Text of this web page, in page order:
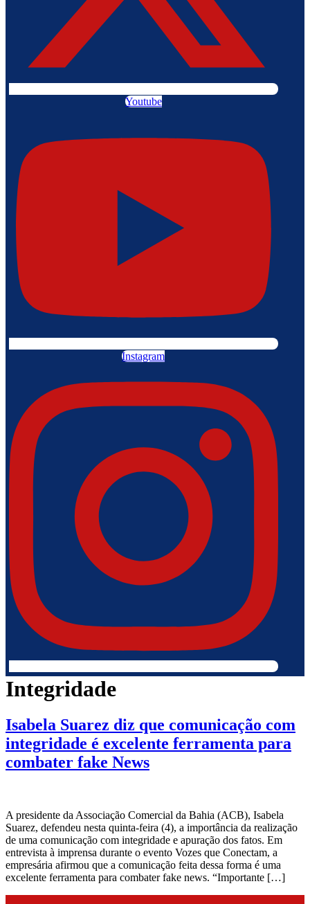
Youtube
Instagram
Integridade
Isabela Suarez diz que comunicação com
integridade é excelente ferramenta para
combater fake News
A presidente da Associação Comercial da Bahia (ACB), Isabela
Suarez, defendeu nesta quinta-feira (4), a importância da realização
de uma comunicação com integridade e apuração dos fatos. Em
entrevista à imprensa durante o evento Vozes que Conectam, a
empresária afirmou que a comunicação feita dessa forma é uma
excelente ferramenta para combater fake news. “Importante […]